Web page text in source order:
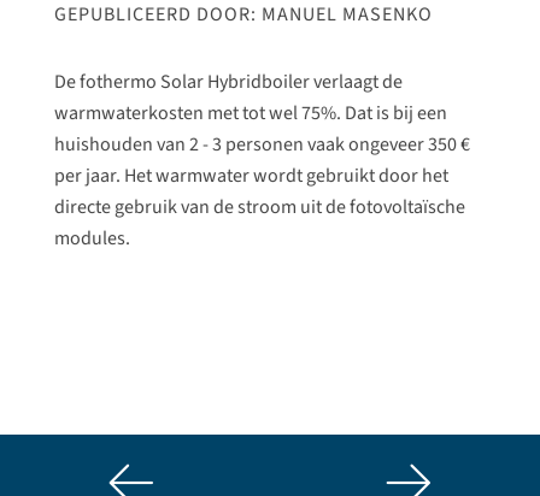
GEPUBLICEERD DOOR: MANUEL MASENKO
De fothermo Solar Hybridboiler verlaagt de
warmwaterkosten met tot wel 75%. Dat is bij een
huishouden van 2 - 3 personen vaak ongeveer 350 €
per jaar. Het warmwater wordt gebruikt door het
directe gebruik van de stroom uit de fotovoltaïsche
modules.